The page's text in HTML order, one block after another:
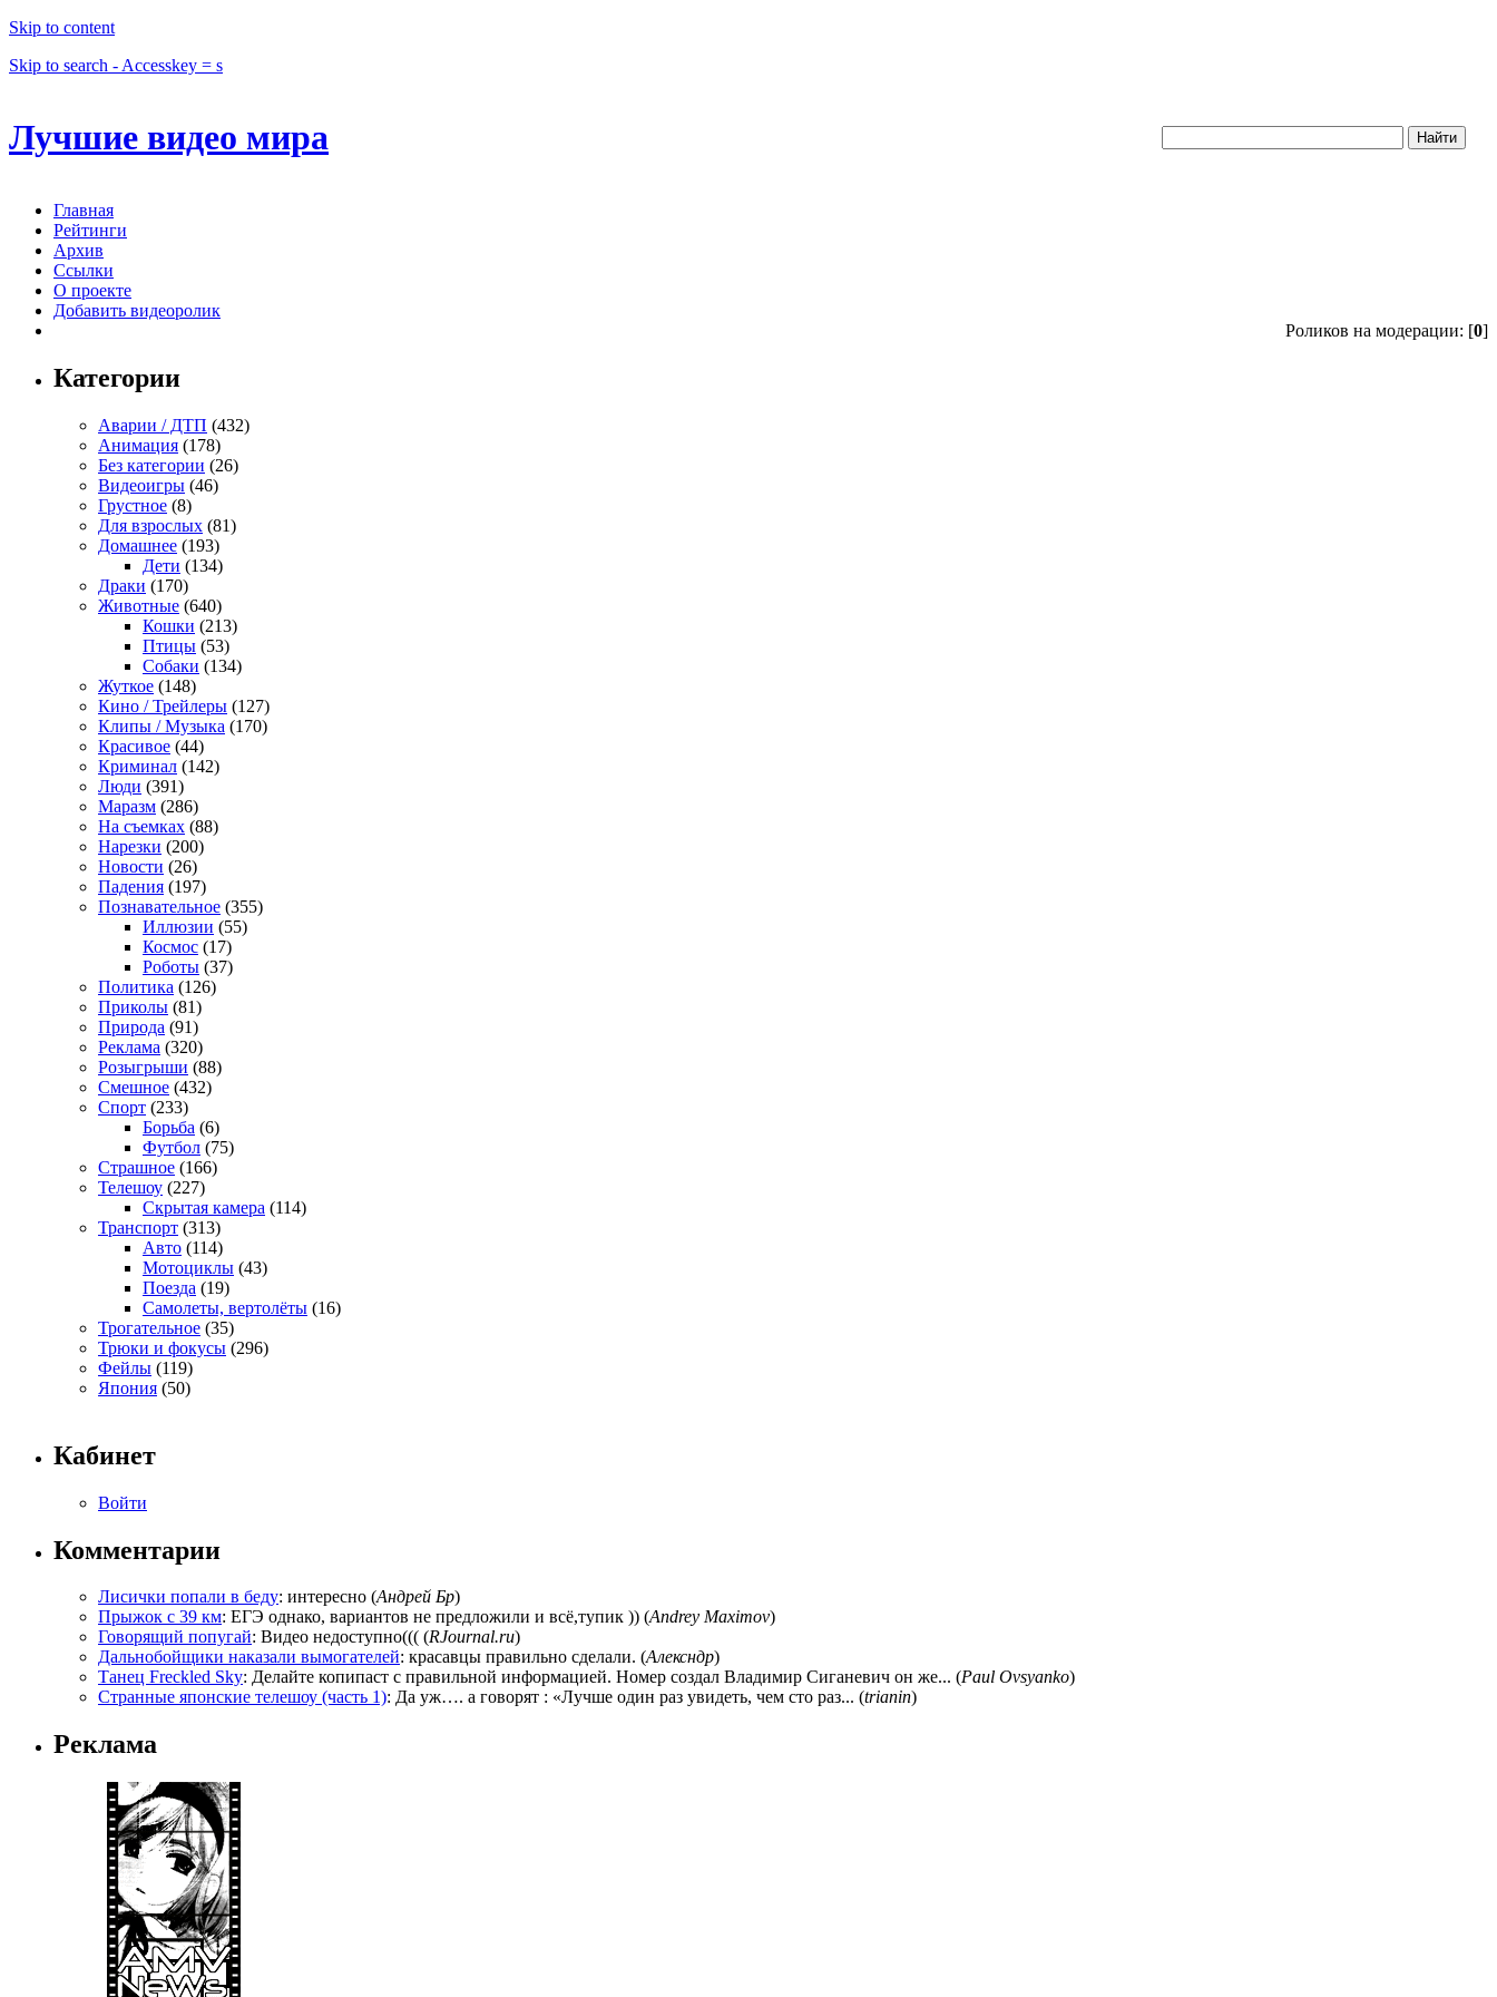
Skip to content
Skip to search - Accesskey = s
Лучшие видео мира
Главная
Рейтинги
Архив
Ссылки
О проекте
Добавить видеоролик
Роликов на модерации: [0]
Категории
Аварии / ДТП (432)
Анимация (178)
Без категории (26)
Видеоигры (46)
Грустное (8)
Для взрослых (81)
Домашнее (193)
Дети (134)
Драки (170)
Животные (640)
Кошки (213)
Птицы (53)
Собаки (134)
Жуткое (148)
Кино / Трейлеры (127)
Клипы / Музыка (170)
Красивое (44)
Криминал (142)
Люди (391)
Маразм (286)
На съемках (88)
Нарезки (200)
Новости (26)
Падения (197)
Познавательное (355)
Иллюзии (55)
Космос (17)
Роботы (37)
Политика (126)
Приколы (81)
Природа (91)
Реклама (320)
Розыгрыши (88)
Смешное (432)
Спорт (233)
Борьба (6)
Футбол (75)
Страшное (166)
Телешоу (227)
Скрытая камера (114)
Транспорт (313)
Авто (114)
Мотоциклы (43)
Поезда (19)
Самолеты, вертолёты (16)
Трогательное (35)
Трюки и фокусы (296)
Фейлы (119)
Япония (50)
Кабинет
Войти
Комментарии
Лисички попали в беду: интересно (Андрей Бр)
Прыжок с 39 км: ЕГЭ однако, вариантов не предложили и всё,тупик )) (Andrey Maximov)
Говорящий попугай: Видео недоступно((( (RJournal.ru)
Дальнобойщики наказали вымогателей: красавцы правильно сделали. (Алексндр)
Танец Freckled Sky: Делайте копипаст с правильной информацией. Номер создал Владимир Сиганевич он же... (Paul Ovsyanko)
Странные японские телешоу (часть 1): Да уж…. а говорят : «Лучше один раз увидеть, чем сто раз... (trianin)
Реклама